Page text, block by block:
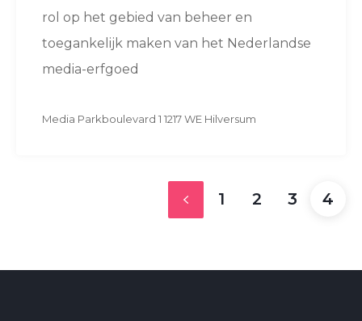
rol op het gebied van beheer en
toegankelijk maken van het Nederlandse
media-erfgoed
Media Parkboulevard 1 1217 WE Hilversum
1 2 3 4